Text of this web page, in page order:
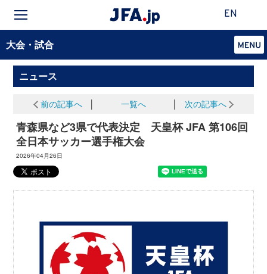
EN
大会・試合
ニュース
前の記事へ 一覧へ 次の記事へ
青森県など3県で代表決定 天皇杯 JFA 第106回
全日本サッカー選手権大会
2026年04月26日